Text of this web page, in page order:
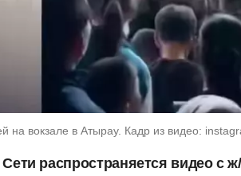
на вокзале в Атырау. Кадр из видео:
распространяется видео с